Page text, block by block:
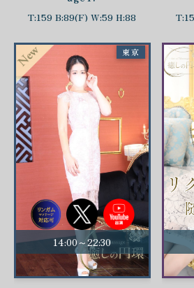
T:159 B:89(F) W:59 H:88
14:00～22:30
東京